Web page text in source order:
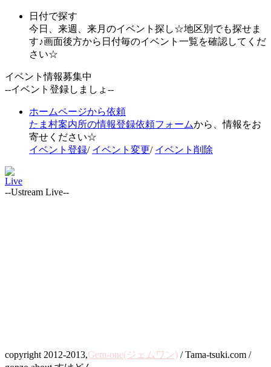
日付で探す
今日、来週、来月のイベント探し☆地区別でも探せま
す♪画面後方から日付毎のイベント一覧を確認してくだ
さい☆
イベント情報募集中
--イベント登録しましょ--
ホームページから依頼
たま村案内所の情報登録依頼フォームから、情報をお
寄せください☆
イベント登録/ イベント変更/ イベント削除
Live
--Ustream Live--
copyright 2012-2013,Gem-one(ジェムワン) / Tama-tsuki.com /